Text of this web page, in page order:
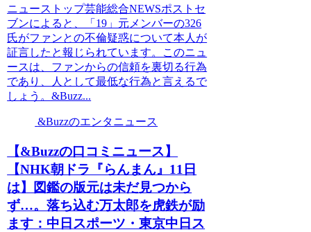
ニューストップ芸能総合NEWSポストセ
ブンによると、「19」元メンバーの326
氏がファンとの不倫疑惑について本人が
証言したと報じられています。このニュ
ースは、ファンからの信頼を裏切る行為
であり、人として最低な行為と言えるで
しょう。&Buzz...
&Buzzのエンタニュース
【&Buzzの口コミニュース】
【NHK朝ドラ『らんまん』11日
は】図鑑の版元は未だ見つから
ず…。落ち込む万太郎を虎鉄が励
ます：中日スポーツ・東京中日ス